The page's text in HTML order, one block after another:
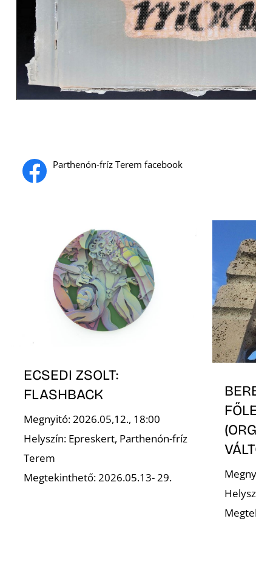
Parthenón-fríz Terem facebook
ECSEDI ZSOLT:
FLASHBACK
Megnyitó: 2026.05,12., 18:00
Helyszín: Epreskert, Parthenón-fríz
Terem
Megtekinthető: 2026.05.13- 29.